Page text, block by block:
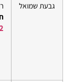
גבעת שמואל